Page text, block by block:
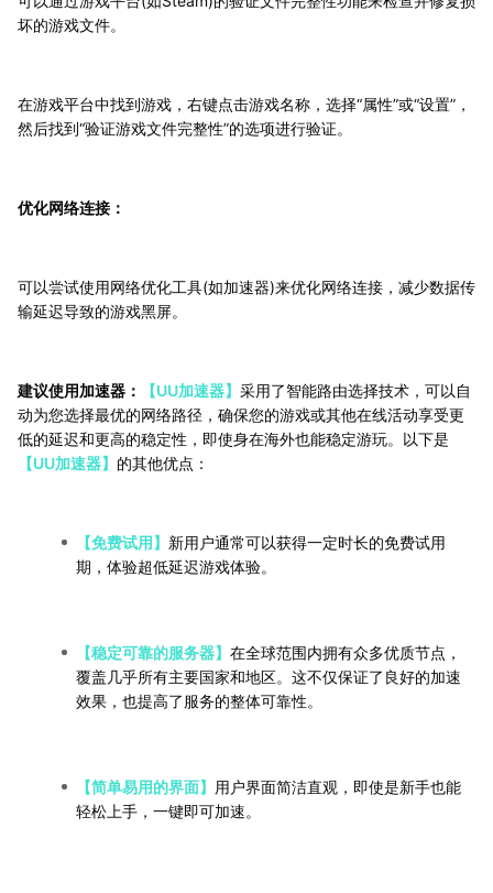
坏的游戏文件。
在游戏平台中找到游戏，右键点击游戏名称，选择“属性”或“设置”，
然后找到“验证游戏文件完整性”的选项进行验证。
优化网络连接：
可以尝试使用网络优化工具(如加速器)来优化网络连接，减少数据传
输延迟导致的游戏黑屏。
建议使用加速器： 【UU加速器】 采用了智能路由选择技术，可以自
动为您选择最优的网络路径，确保您的游戏或其他在线活动享受更
低的延迟和更高的稳定性，即使身在海外也能稳定游玩。以下是
【UU加速器】 的其他优点：
【免费试用】 新用户通常可以获得一定时长的免费试用
期，体验超低延迟游戏体验。
【稳定可靠的服务器】 在全球范围内拥有众多优质节点，
覆盖几乎所有主要国家和地区。这不仅保证了良好的加速
效果，也提高了服务的整体可靠性。
【简单易用的界面】
用户界面简洁直观，即使是新手也能
轻松上手，一键即可加速。